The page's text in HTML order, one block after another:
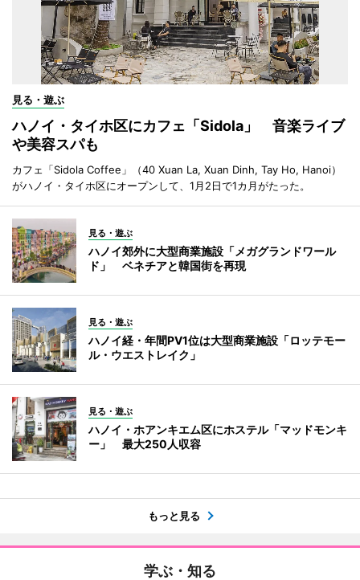
見る・遊ぶ
ハノイ・タイホ区にカフェ「Sidola」 音楽ライブ
や美容スパも
カフェ「Sidola Coffee」（40 Xuan La, Xuan Dinh, Tay Ho, Hanoi）
がハノイ・タイホ区にオープンして、1月2日で1カ月がたった。
見る・遊ぶ
ハノイ郊外に大型商業施設「メガグランドワール
ド」 ベネチアと韓国街を再現
見る・遊ぶ
ハノイ経・年間PV1位は大型商業施設「ロッテモー
ル・ウエストレイク」
見る・遊ぶ
ハノイ・ホアンキエム区にホステル「マッドモンキ
ー」 最大250人収容
もっと見る
学ぶ・知る